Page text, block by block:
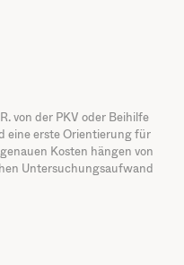
von der PKV oder Beihilfe
eine erste Orientierung für
Kosten hängen von
Untersuchungsaufwand